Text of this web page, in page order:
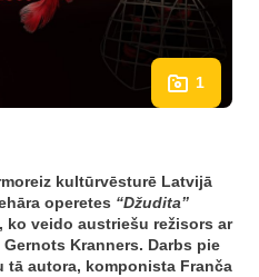
1
kultūrvēsturē Latvijā
operetes “Džudita”
ko veido austriešu režisors ar
Kranners. Darbs pie
autora, komponista Franča